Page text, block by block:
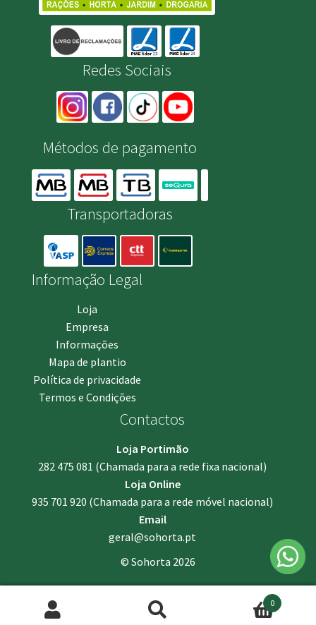
Redes Sociais
Métodos de pagamento
Transportadoras
Informação Legal
Loja
Empresa
Informações
Mapa de plantio
Política de privacidade
Termos e Condições
Contactos
Loja Portimão
282 475 081 (Chamada para a rede fixa nacional)
Loja Online
935 701 920 (Chamada para a rede móvel nacional)
Email
geral@sohorta.pt
© Sohorta 2026
Pesquisar
Pesquisa
0